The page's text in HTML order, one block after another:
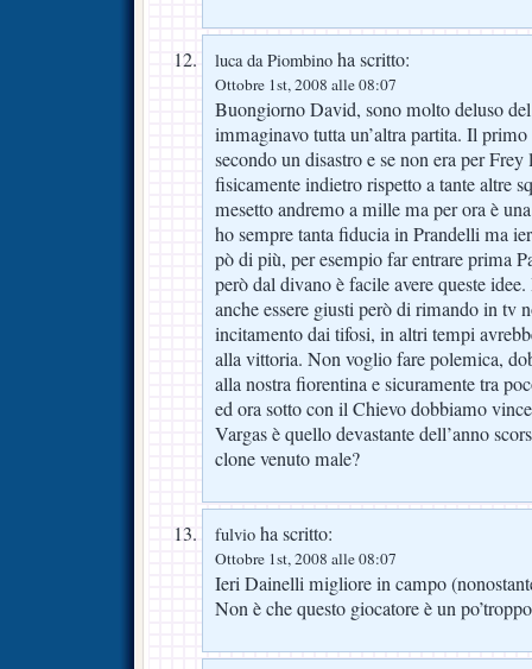
luca da Piombino ha scritto:
Ottobre 1st, 2008 alle 08:07
Buongiorno David, sono molto deluso
immaginavo tutta un’altra partita. Il
secondo un disastro e se non era per
fisicamente indietro rispetto a tante altre
mesetto andremo a mille ma per ora è
ho sempre tanta fiducia in Prandelli ma
pò di più, per esempio far entrare prima
però dal divano è facile avere queste
anche essere giusti però di rimando in tv
incitamento dai tifosi, in altri tempi
alla vittoria. Non voglio fare polemica,
alla nostra fiorentina e sicuramente tra
ed ora sotto con il Chievo dobbiamo
Vargas è quello devastante dell’anno
clone venuto male?
fulvio ha scritto:
Ottobre 1st, 2008 alle 08:07
Ieri Dainelli migliore in campo
Non è che questo giocatore è un